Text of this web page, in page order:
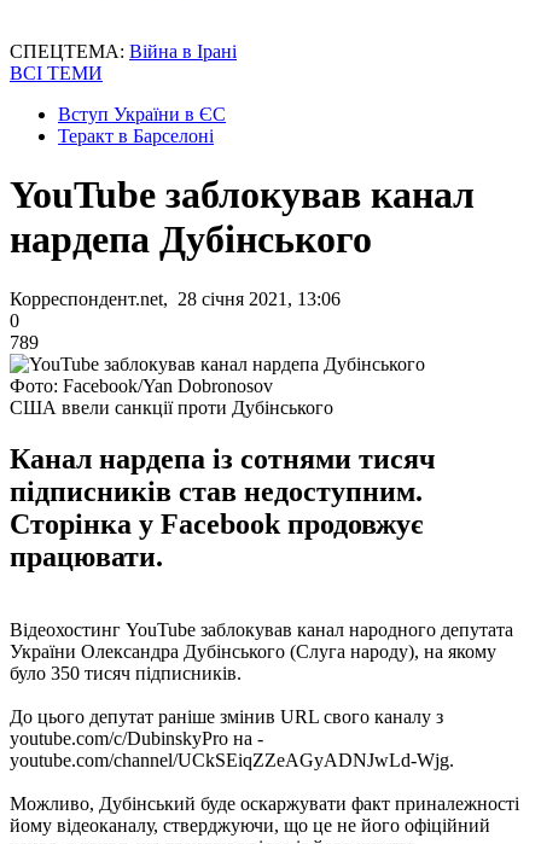
СПЕЦТЕМА: Війна в Ірані
ВСІ ТЕМИ
Вступ України в ЄС
Теракт в Барселоні
YouTube заблокував канал
нардепа Дубінського
Корреспондент.net, 28 січня 2021, 13:06
0
789
Фото: Facebook/Yan Dobronosov
США ввели санкції проти Дубінського
Канал нардепа із сотнями тисяч
підписників став недоступним.
Сторінка у Facebook продовжує
працювати.
Відеохостинг YouTube заблокував канал народного депутата
України Олександра Дубінського (Слуга народу), на якому
було 350 тисяч підписників.
До цього депутат раніше змінив URL свого каналу з
youtube.com/c/DubinskyPro на -
youtube.com/channel/UCkSEiqZZeAGyADNJwLd-Wjg.
Можливо, Дубінський буде оскаржувати факт приналежності
йому відеоканалу, стверджуючи, що це не його офіційний